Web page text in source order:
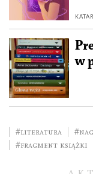
w
#literatura
#fragment książki